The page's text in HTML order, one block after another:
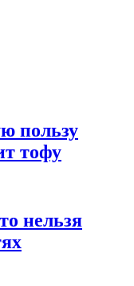
пользу
тофу
нельзя